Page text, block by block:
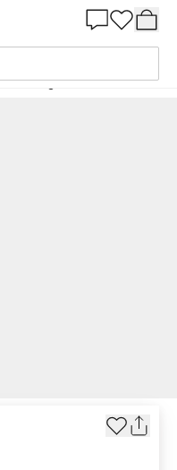
Bestelling door NCS 3010-Y